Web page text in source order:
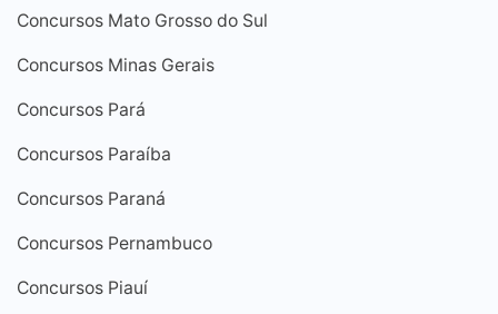
Concursos Mato Grosso do Sul
Concursos Minas Gerais
Concursos Pará
Concursos Paraíba
Concursos Paraná
Concursos Pernambuco
Concursos Piauí